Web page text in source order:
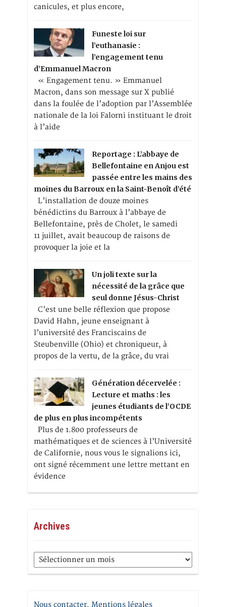
canicules, et plus encore,
Funeste loi sur
l’euthanasie :
l’engagement tenu
d’Emmanuel Macron
« Engagement tenu. » Emmanuel
Macron, dans son message sur X publié
dans la foulée de l’adoption par l’Assemblée
nationale de la loi Falorni instituant le droit
à l’aide
Reportage : L’abbaye de
Bellefontaine en Anjou est
passée entre les mains des
moines du Barroux en la Saint-Benoît d’été
L’installation de douze moines
bénédictins du Barroux à l’abbaye de
Bellefontaine, près de Cholet, le samedi
11 juillet, avait beaucoup de raisons de
provoquer la joie et la
Un joli texte sur la
nécessité de la grâce que
seul donne Jésus-Christ
C’est une belle réflexion que propose
David Hahn, jeune enseignant à
l’université des Franciscains de
Steubenville (Ohio) et chroniqueur, à
propos de la vertu, de la grâce, du vrai
Génération décervelée :
Lecture et maths : les
jeunes étudiants de l’OCDE
de plus en plus incompétents
Plus de 1.800 professeurs de
mathématiques et de sciences à l’Université
de Californie, nous vous le signalions ici,
ont signé récemment une lettre mettant en
évidence
Archives
Archives
Nous contacter. Mentions légales